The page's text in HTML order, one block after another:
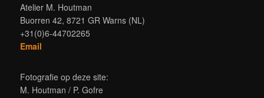
Atelier M. Houtman
Buorren 42, 8721 GR Warns (NL)
+31(0)6-44702265
Email
Fotografie op deze site:
M. Houtman / P. Gofre